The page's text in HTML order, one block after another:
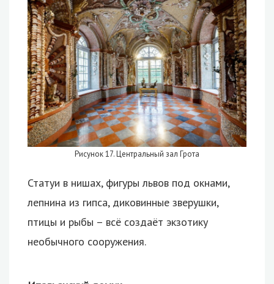
Рисунок 17. Центральный зал Грота
Статуи в нишах, фигуры львов под окнами,
лепнина из гипса, диковинные зверушки,
птицы и рыбы – всё создаёт экзотику
необычного сооружения.